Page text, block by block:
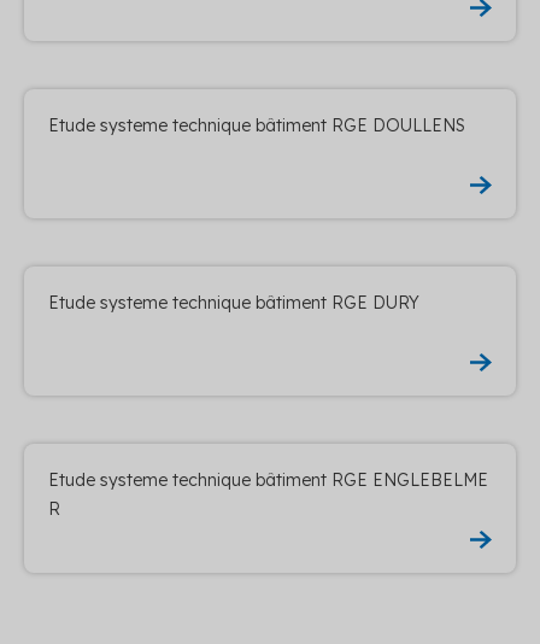
Etude systeme technique bâtiment RGE DOULLENS
Etude systeme technique bâtiment RGE DURY
Etude systeme technique bâtiment RGE ENGLEBELME
R